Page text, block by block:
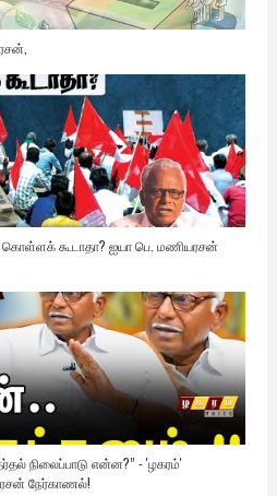
கொள்ளக் கூடாதா? ஐயா பெ. மணியரசன்
நிலைப்பாடு என்ன?” - 'ழகரம்'
நேர்காணல்!